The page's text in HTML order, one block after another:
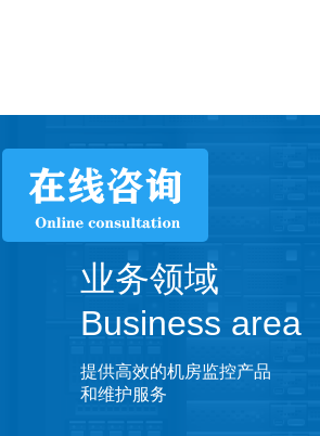
业务领域
Business area
提供高效的机房监控产品
和维护服务